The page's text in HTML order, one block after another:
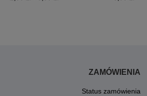
ZAMÓWIENIA
Status zamówienia